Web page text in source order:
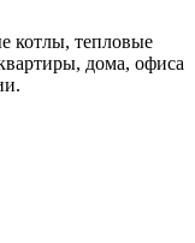
котлы, тепловые
дома, офиса